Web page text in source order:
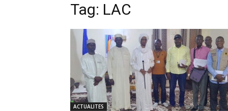
Tag: LAC
ACTUALITES